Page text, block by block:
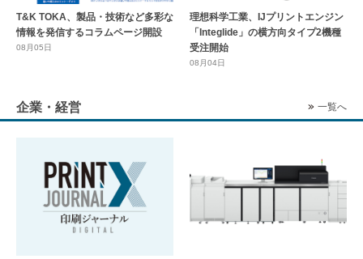
T&K TOKA、製品・技術など多彩な
情報を発信するコラムページ開設
08月05日
理想科学工業、IJプリントエンジン
「Integlide」の横方向タイプ2機種
受注開始
08月04日
企業・経営 一覧へ